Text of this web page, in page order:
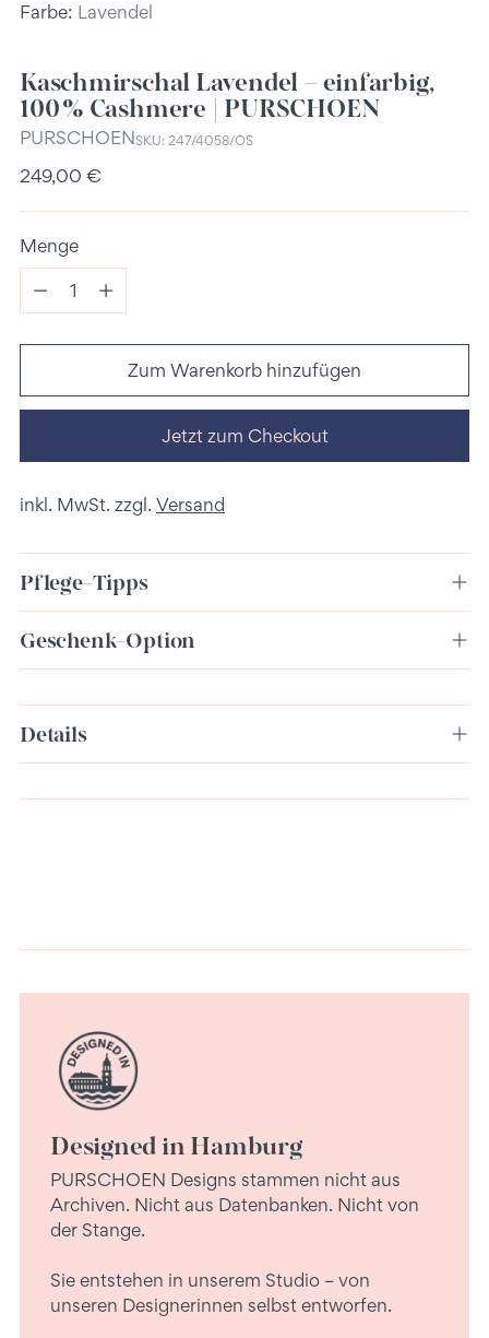
Farbe: Lavendel
Kaschmirschal Lavendel – einfarbig,
100 % Cashmere | PURSCHOEN
PURSCHOENSKU: 247/4058/OS
Regulärer
249,00 €
Menge
Menge
Zum Warenkorb hinzufügen
Jetzt zum Checkout
inkl. MwSt. zzgl. Versand
Pflege-Tipps
Geschenk-Option
in
den
Details
Designed in Hamburg
PURSCHOEN Designs stammen nicht aus
Archiven. Nicht aus Datenbanken. Nicht von
der Stange.
Sie entstehen in unserem Studio – von
unseren Designerinnen selbst entworfen.